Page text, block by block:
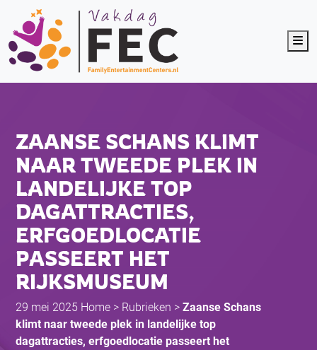
ZAANSE SCHANS KLIMT
NAAR TWEEDE PLEK IN
LANDELIJKE TOP
DAGATTRACTIES,
ERFGOEDLOCATIE
PASSEERT HET
RIJKSMUSEUM
29 mei 2025 Home > Rubrieken > Zaanse Schans
klimt naar tweede plek in landelijke top
dagattracties, erfgoedlocatie passeert het